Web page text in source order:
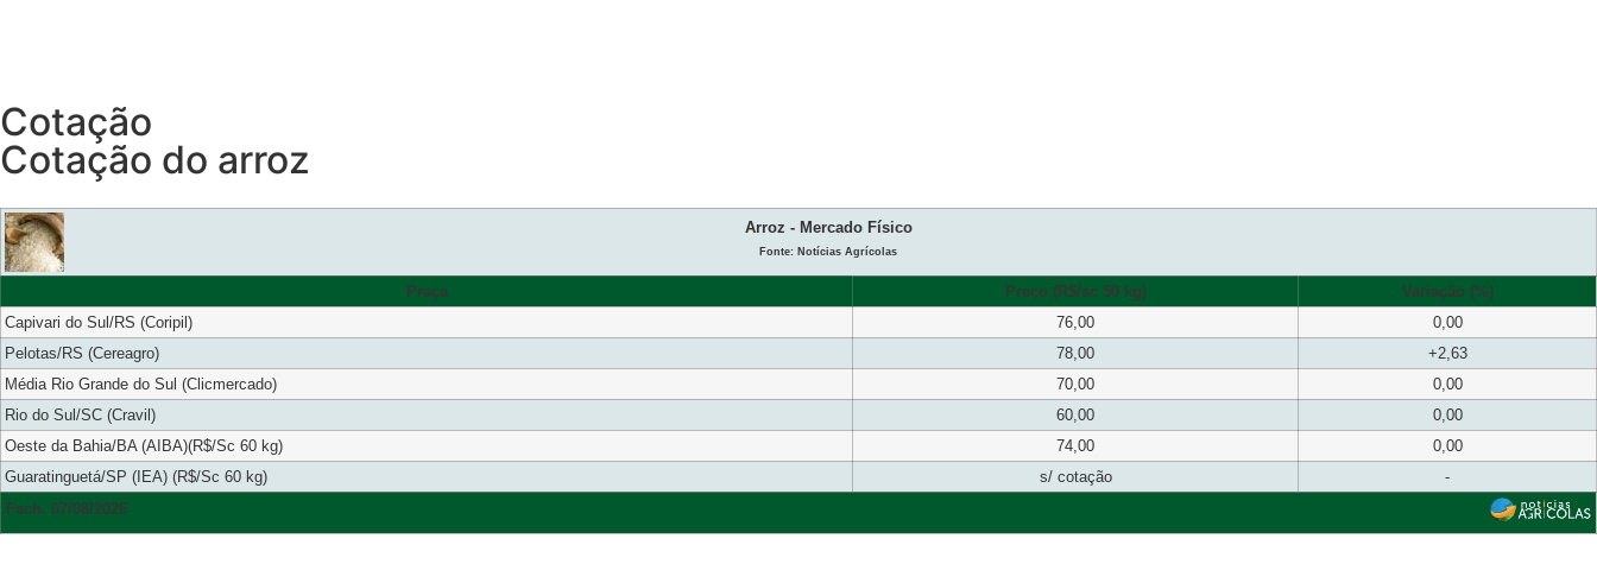
Cotação
Cotação do arroz
Arroz - Mercado Físico
Fonte: Notícias Agrícolas
Praça Preço (R$/sc 50 kg)
Variação (%)
Capivari do Sul/RS (Coripil)
76,00
0,00
Pelotas/RS (Cereagro)
78,00
+2,63
Média Rio Grande do Sul (Clicmercado)
70,00
0,00
Rio do Sul/SC (Cravil)
60,00
0,00
Oeste da Bahia/BA (AIBA)(R$/Sc 60 kg)
74,00
0,00
Guaratinguetá/SP (IEA) (R$/Sc 60 kg)
s/ cotação
-
Fech. 07/08/2026